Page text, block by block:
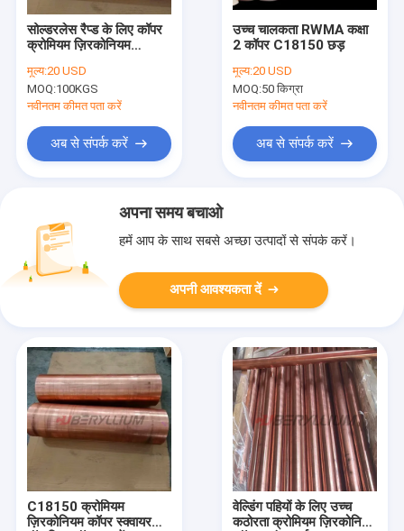
सोल्डरलेस रैप्ड के लिए कॉपर
क्रोमियम ज़िरकोनियम
बार्स
मूल्य:20 USD
MOQ:100KGS
नवीनतम कीमत पता करें
अब से संपर्क करें
उच्च चालकता RWMA कक्षा
2 कॉपर C18150 छड़
मूल्य:20 USD
MOQ:50 किग्रा
नवीनतम कीमत पता करें
अब से संपर्क करें
अपना समय बचाओ
हमें आप के साथ सबसे अच्छा उत्पादों से संपर्क करें।
अपनी आवश्यकता दें
C18150 क्रोमियम
ज़िरकोनियम कॉपर स्क्वायर
वेल्डिंग पहियों के लिए उच्च
कठोरता क्रोमियम ज़िरकोनियम